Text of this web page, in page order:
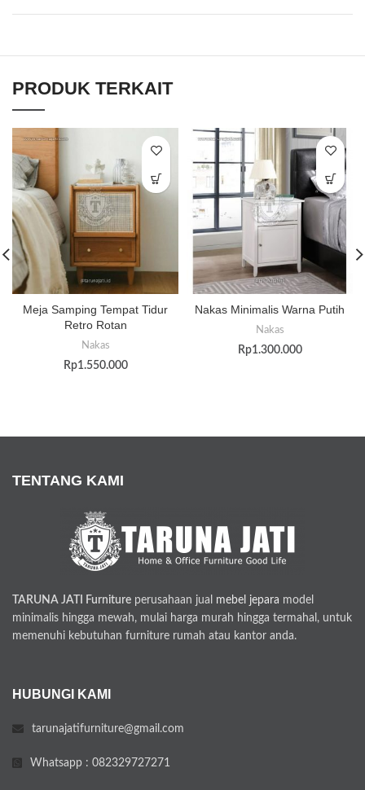
PRODUK TERKAIT
Meja Samping Tempat Tidur
Retro Rotan
Nakas
Rp1.550.000
Nakas Minimalis Warna Putih
Nakas
Rp1.300.000
TENTANG KAMI
TARUNA JATI Furniture perusahaan jual mebel jepara model
minimalis hingga mewah, mulai harga murah hingga termahal, untuk
memenuhi kebutuhan furniture rumah atau kantor anda.
HUBUNGI KAMI
tarunajatifurniture@gmail.com
Whatsapp : 082329727271